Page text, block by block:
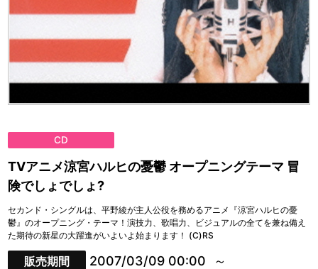
CD
TVアニメ涼宮ハルヒの憂鬱 オープニングテーマ 冒
険でしょでしょ?
セカンド・シングルは、平野綾が主人公役を務めるアニメ『涼宮ハルヒの憂
鬱』のオープニング・テーマ！演技力、歌唱力、ビジュアルの全てを兼ね備え
た期待の新星の大躍進がいよいよ始まります！ (C)RS
販売期間 2007/03/09 00:00